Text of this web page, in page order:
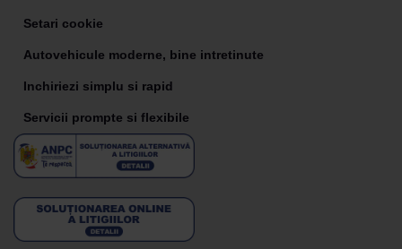
Setari cookie
Autovehicule moderne, bine intretinute
Inchiriezi simplu si rapid
Servicii prompte si flexibile